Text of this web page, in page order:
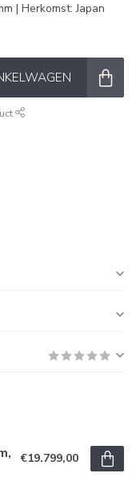
| Herkomst: Japan
€19.799,00